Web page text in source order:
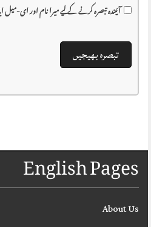
آئیندہ تبصرہ کرنے کے لیے میرا نام اور ای-
English Pages
About Us